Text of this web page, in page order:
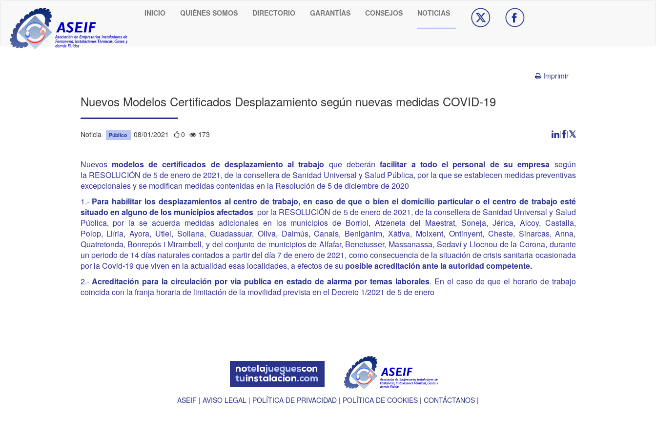
INICIO QUIÉNES SOMOS DIRECTORIO GARANTÍAS CONSEJOS NOTICIAS
Imprimir
Nuevos Modelos Certificados Desplazamiento según nuevas medidas COVID-19
Noticia Público 08/01/2021 0 173 | |
Nuevos modelos de certificados de desplazamiento al trabajo que deberánfacilitar a todo el personal de su empresa según
la RESOLUCIÓN de 5 de enero de 2021, de la consellera de Sanidad Universal y Salud Pública, por la que se establecen medidas preventivas
excepcionales y se modifican medidas contenidas en la Resolución de 5 de diciembre de 2020
1.- Para habilitar los desplazamientos al centro de trabajo, en caso de que o bien el domicilio particular o el centro de trabajo esté
situado en alguno de los municipios afectados por la RESOLUCIÓN de 5 de enero de 2021, de la consellera de Sanidad Universal y Salud
Pública, por la se acuerda medidas adicionales en los municipios de Borriol, Atzeneta del Maestrat, Soneja, Jérica, Alcoy, Castalla,
Polop, Llíria, Ayora, Utiel, Sollana, Guadassuar, Oliva, Daimús, Canals, Benigànim, Xàtiva, Moixent, Ontinyent, Cheste, Sinarcas, Anna,
Quatretonda, Bonrepós i Mirambell, y del conjunto de municipios de Alfafar, Benetusser, Massanassa, Sedaví y Llocnou de la Corona, durante
un periodo de 14 días naturales contados a partir del día 7 de enero de 2021, como consecuencia de la situación de crisis sanitaria ocasionada
por la Covid-19 que viven en la actualidad esas localidades, a efectos de su posible acreditación ante la autoridad competente.
2.- Acreditación para la circulación por via publica en estado de alarma por temas laborales. En el caso de que el horario de trabajo
coincida con la franja horaria de limitación de la movilidad prevista en el Decreto 1/2021 de 5 de enero
ASEIF | AVISO LEGAL | POLÍTICA DE PRIVACIDAD | POLÍTICA DE COOKIES | CONTÁCTANOS |